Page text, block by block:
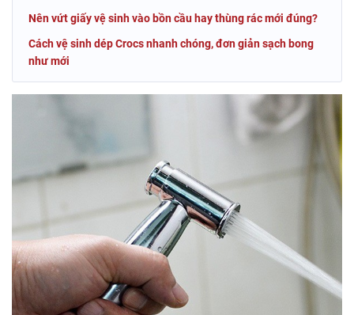
Nên vứt giấy vệ sinh vào bồn cầu hay thùng rác mới đúng?
Cách vệ sinh dép Crocs nhanh chóng, đơn giản sạch bong
như mới